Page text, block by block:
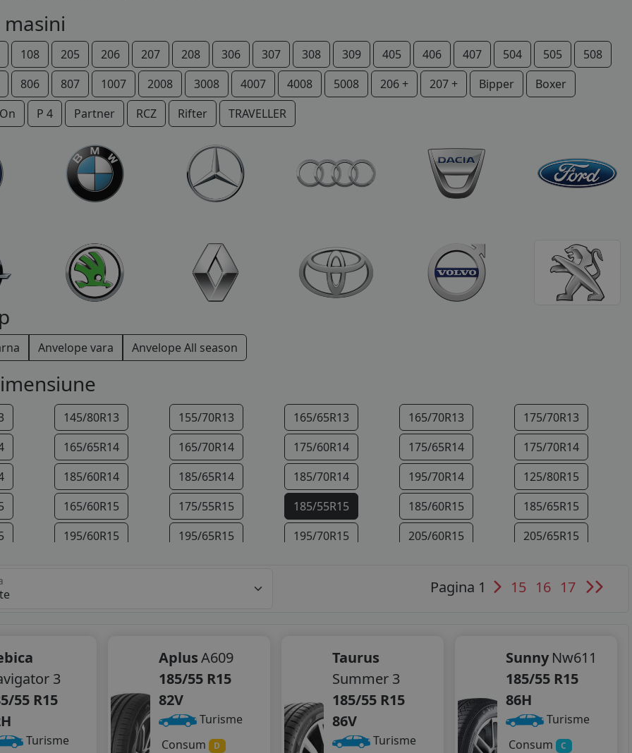
108 205 206 207 208 306 307 308 309 405 406 407 504 505
508
806 807 1007 2008 3008 4007 4008 5008 206 + 207 + Bipper
Boxer
P 4 Partner RCZ Rifter TRAVELLER
Anvelope vara Anvelope All season
145/80R13 155/70R13 165/65R13 165/70R13
175/70R13
165/65R14 165/70R14 175/60R14 175/65R14
175/70R14
185/60R14 185/65R14 185/70R14 195/70R14
125/80R15
165/60R15 175/55R15 185/55R15 185/60R15
185/65R15
195/60R15 195/65R15 195/70R15 205/60R15
205/65R15
195/75R16
205/45R16
215/75R16 225/55R16
205/40R17
215/50R17 215/55R17
215/65R17
225/50R17 225/55R17 205/40R18 215/45R18
225/40R18
225/55R18 235/45R18 245/45R18 205/55R19
235/35R19
Pagina 1 15 16 17
3
55 R15
Turisme
AplusA609
185/55 R15
82V
Turisme
Consum
D
Taurus
Summer 3
185/55 R15
86V
Turisme
Sunny Nw611
185/55 R15
86H
Turisme
Consum
C